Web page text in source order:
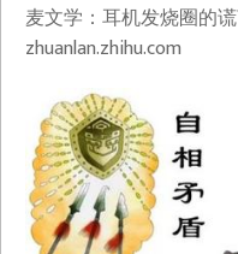
麦文学：耳机发烧圈的
zhuanlan.zhihu.com